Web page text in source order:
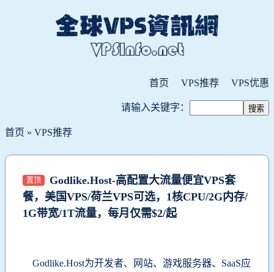
首页 VPS推荐 VPS优惠
请输入关键字：
首页 » VPS推荐
置顶
Godlike.Host-高配置大流量便宜VPS套
餐，美国VPS/荷兰VPS可选，1核CPU/2G内存/
1G带宽/1T流量，每月仅需$2/起
Godlike.Host为开发者、网站、游戏服务器、SaaS应